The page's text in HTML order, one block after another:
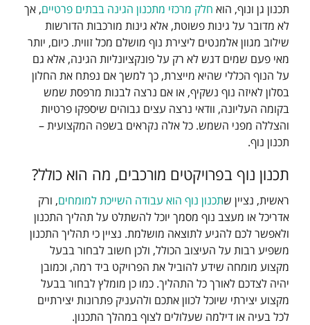
תכנון גן ונוף, הוא חלק מרכזי מתכנון הגינה בבתים פרטיים, אך
לא מדובר על גינות פשוטת, אלא גינות מורכבות הדורשות
שילוב מגוון אלמנטים ליצירת נוף מושלם מכל זווית. כיום, יותר
מאי פעם שמים דגש לא רק על פונקציונליות הגינה, אלא גם
על הנוף הכללי שהיא מייצרת, כך למשך אם נפתח את החלון
בסלון לאיזה נוף נשקיף, או אם נרצה לבנות מרפסת שמש
בקומה העליונה, וודאי נרצה עצים גבוהים שיספקו פרטיות
והצללה מפני השמש. כל אלה נקראים בשפה המקצועית –
תכנון נוף.
תכנון נוף בפרויקטים מורכבים, מה הוא כולל?
ראשית, נציין שתכנון נוף הוא עבודה השייכת למומחים, ורק
אדריכל או מעצב נוף מסמך יוכל להשתלט על תהליך התכנון
ולאפשר לכם להגיע לתוצאה מושלמת. נציין כי תהליך התכנון
משפיע רבות על העיצוב הכולל, ולכן חשוב לבחור בבעל
מקצוע מומחה שידע להוביל את הפרויקט ביד רמה, וכמובן
יהיה לצדכם לאורך כל התהליך. כמו כן מומלץ לבחור בבעל
מקצוע יצירתי שיוכל לכוון אתכם ולהעניק פתרונות יצירתיים
לכל בעיה או דילמה שעלולים לצוף במהלך התכנון.